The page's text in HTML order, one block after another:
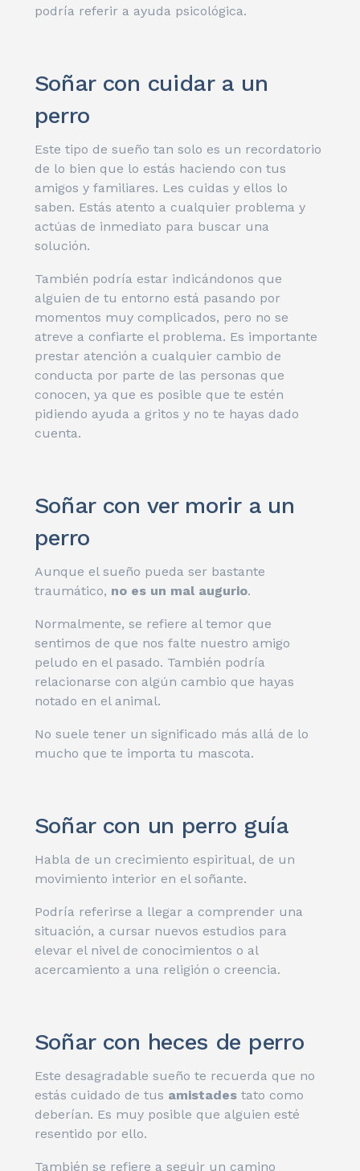
podría referir a ayuda psicológica.
Soñar con cuidar a un
perro
Este tipo de sueño tan solo es un recordatorio
de lo bien que lo estás haciendo con tus
amigos y familiares. Les cuidas y ellos lo
saben. Estás atento a cualquier problema y
actúas de inmediato para buscar una
solución.
También podría estar indicándonos que
alguien de tu entorno está pasando por
momentos muy complicados, pero no se
atreve a confiarte el problema. Es importante
prestar atención a cualquier cambio de
conducta por parte de las personas que
conocen, ya que es posible que te estén
pidiendo ayuda a gritos y no te hayas dado
cuenta.
Soñar con ver morir a un
perro
Aunque el sueño pueda ser bastante
traumático, no es un mal augurio.
Normalmente, se refiere al temor que
sentimos de que nos falte nuestro amigo
peludo en el pasado. También podría
relacionarse con algún cambio que hayas
notado en el animal.
No suele tener un significado más allá de lo
mucho que te importa tu mascota.
Soñar con un perro guía
Habla de un crecimiento espiritual, de un
movimiento interior en el soñante.
Podría referirse a llegar a comprender una
situación, a cursar nuevos estudios para
elevar el nivel de conocimientos o al
acercamiento a una religión o creencia.
Soñar con heces de perro
Este desagradable sueño te recuerda que no
estás cuidado de tus amistadestato como
deberían. Es muy posible que alguien esté
resentido por ello.
También se refiere a seguir un camino